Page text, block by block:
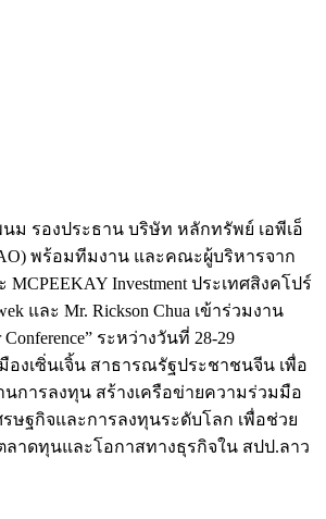
ม รองประธาน บริษัท หลักทรัพย์ เอพีเอ็
พร้อมทีมงาน และคณะผู้บริหารจาก
MCPEEKAY Investment ประเทศสิงคโปร์
และ Mr. Rickson Chua เข้าร่วมงาน
Conference” ระหว่างวันที่ 28-29
องเซิ่นเจิ้น สาธารณรัฐประชาชนจีน เพื่อ
การลงทุน สร้างเครือข่ายความร่วมมือ
ษฐกิจและการลงทุนระดับโลก เพื่อช่วย
าดทุนและโอกาสทางธุรกิจใน สปป.ลาว